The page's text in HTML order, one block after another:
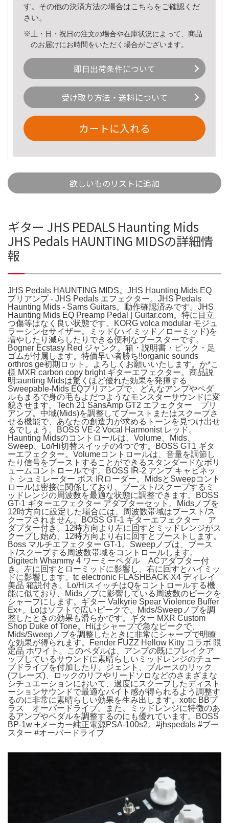
す。その他の決済方法の場合はこちら をご確認くだ
さい。
※土・日・祝日の注文の場合や在庫状況によって、商品
のお届けにお時間をいただく場合がございます。
即日出荷条件について
受け取り方法・送料について
カートに入れる
欲しいものリストに追加
ギター JHS PEDALS Haunting Mids
JHS Pedals HAUNTING MIDSの詳細情
報
JHS Pedals HAUNTING MIDS。JHS Haunting Mids EQ
プリアンプ - JHS Pedals エフェクター。JHS Pedals
Haunting Mids - Sams Guitars。動作確認済みです。JHS
Haunting Mids EQ Preamp Pedal | Guitar.com。特に目立
つ傷等はなく良い状態です。KORG volca modular モジュ
ラーシンセサイザー。ミッド(ハイミッド／ローミッド)を
増やしたり減らしたりできる便利なブースターです。
Bogner Ecstasy Red ジャンク。箱・説明書・ピック・足
ゴムが付属します。特価早い者勝ち‼️organic sounds
orthros ge初期ロット。よろしくお願いいたします。か*こ
様 MXR carbon copy bright ギターエフェクター。商品説
明:aunting Midsは驚くほど優れた効果を発揮する
Sweepable-Mids EQプリアンプで、どんなアンプやペダ
ルもまるで身の毛もよだつようなモンスターサウンドに変
貌させます。Tech 21 SansAmp GT2 エフェクター プリ
アンプ。中域(Mids)を調整してブーストまたはスクープさ
せる機能で、あなたの創造力が求めるトーンを見つけ出せ
るでしょう。BOSS VE-2 Vocal Harmonist レッド。
Haunting Midsのコントロールは、Volume、Mids、
Sweep、Lo/Hi切替スイッチの4つです。BOSS GT1 ギタ
ーエフェクター。Volumeコントロールは、音量を調節し
たり信号をブーストすることができるスタンダードなボリ
ュームコントロールです。BOSS IR-2 アンプ キャビネッ
ト シュミレーター ボス IRローダー。MidsとSweepコント
ロールは密接に関係しており、ブースト/スクープするミ
ッドレンジの周波数を最適な状態に調整できます。BOSS
GT-1 ギターエフェクター アダプターセット。Midsノブを
12時方向に設定した場合には、周波数帯域はブースト/ス
クープされません。BOSS GT-1 ギターエフェクター ア
ダプター付き。12時方向より左に回すとミッドレンジがス
クープし始め、12時方向より右に回すとブーストします。
Boss マルチエフェクター GT-1。Sweepノブは、ブース
ト/スクープする周波数帯域をコントロールします。
Digitech Whammy 4 ワーミーペダル ACアダプター付
き。左に回すとローミッドに影響し、右に回すとハイミッ
ドに影響します。tc electronic FLASHBACK X4 ディレイ
美品 箱説付き。Lo/HiスイッチはQをコントロールする機
能に似ており、Midsノブに影響している周波数のピークを
シャープにします。ギター Valkyrie Spear Violence Buffer
Ex+。Loはソフトで広いピークで、Mids/Sweepノブを調
整したときの効果も滑らかです。ギター MXR Custom
Shop Duke of Tone。Hiはシャープで急なピークで、
Mids/Sweepノブを調整したときに非常にシャープで明瞭
な効果が得られます。Fender FUZZ Hellow Kitty コラボ 限
定品 ホワイト。このペダルは、アンプの既にブレイクア
ップしているサウンドに素晴らしいミッドレンジのチュー
ブドライブを付加したり、ジェント、ブルースのリック
(フレーズ)、ロックのリフやリードソロなどのさまざまな
シチュエーションにおいて、過度にスクープしたディスト
ーションサウンドで最適なバイト感が得られるよう調整す
るのに非常に素晴らしい効果を生み出します。xotic BBプ
ラス オーバードライブ。また、ミッドレンジに特徴のあ
るアンプやペダルを調整するのにも優れています。BOSS
BP-1w ➕メーカー純正電源PSA-100s2。#jhspedals #ブー
スター #オーバードライブ